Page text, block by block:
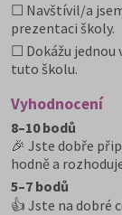
☐ Navštívil/a
prezentaci školy.
☐ Dokážu jednou
tuto školu.
Vyhodnocení
8–10 bodů
🎉 Jste dobře
hodně a
5–7 bodů
👍 Jste na dobré